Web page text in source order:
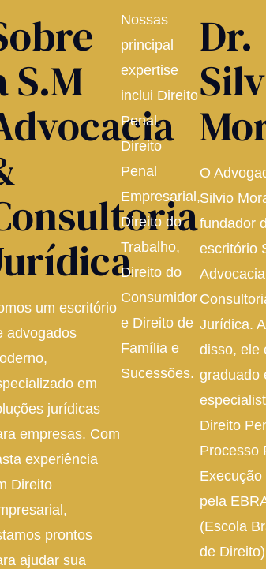
S.M
um escritório
advogados
em
jurídicas
empresas. Com
experiência
Direito
prontos
ajudar sua
Nossas
principal
expertise
inclui Direito
Penal,
Direito
Penal
Empresarial,
Direito do
Trabalho,
Direito do
Consumidor
e Direito de
Família e
Sucessões.
Dr.
O
Silvio
fundador
escritório
Jurídica.
disso, ele
graduado
Direito
Processo
Execução
pela
(Escola
de